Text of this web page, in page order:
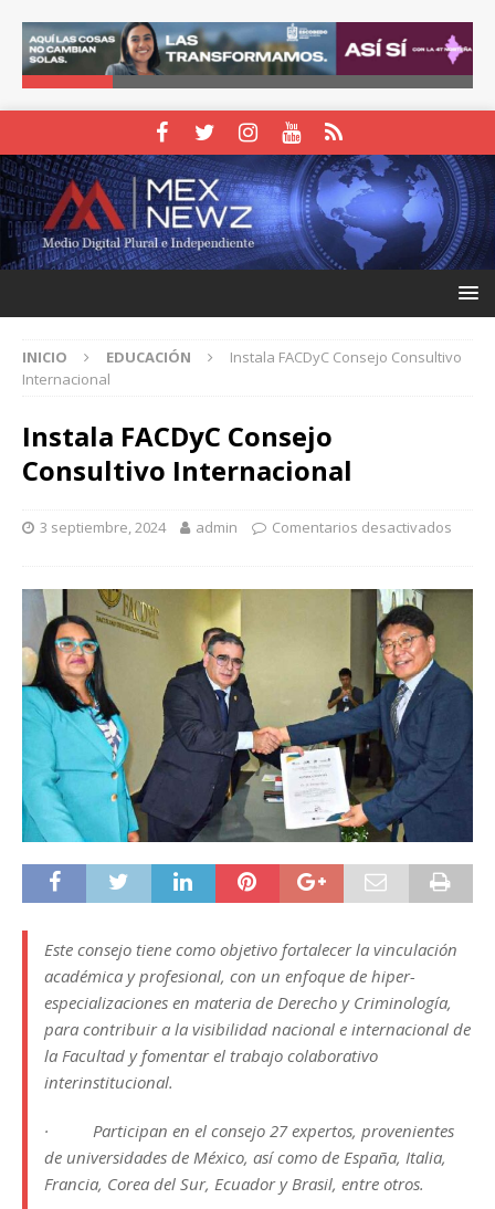
INICIO EDUCACIÓN
Instala FACDyC Consejo Consultivo
Internacional
Instala FACDyC Consejo
Consultivo Internacional
3 septiembre, 2024 admin Comentarios desactivados
Este consejo tiene como objetivo fortalecer la vinculación
académica y profesional, con un enfoque de hiper-
especializaciones en materia de Derecho y Criminología,
para contribuir a la visibilidad nacional e internacional de
la Facultad y fomentar el trabajo colaborativo
interinstitucional.
· Participan en el consejo 27 expertos, provenientes
de universidades de México, así como de España, Italia,
Francia, Corea del Sur, Ecuador y Brasil, entre otros.